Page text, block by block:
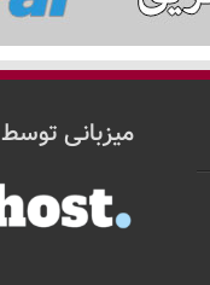
میزبانی توسط